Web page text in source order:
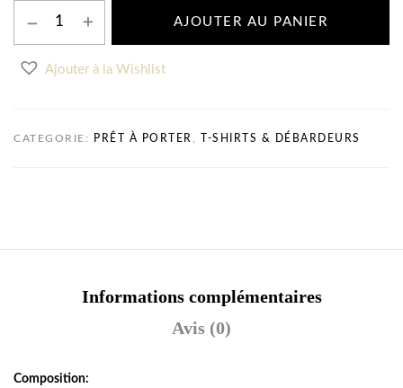
AJOUTER AU PANIER
Ajouter à la Wishlist
CATEGORIE: PRÊT À PORTER T-SHIRTS & DÉBARDEURS
Informations complémentaires
Avis (0)
Composition: